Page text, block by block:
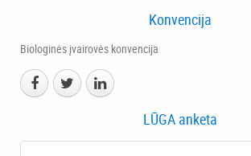
Konvencija
Biologinės įvairovės konvencija
LŪGA anketa